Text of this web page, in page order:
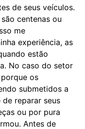
de seus veículos.
centenas ou
me
experiência, as
estão
No caso do setor
os
submetidos a
reparar seus
ou por pura
Antes de